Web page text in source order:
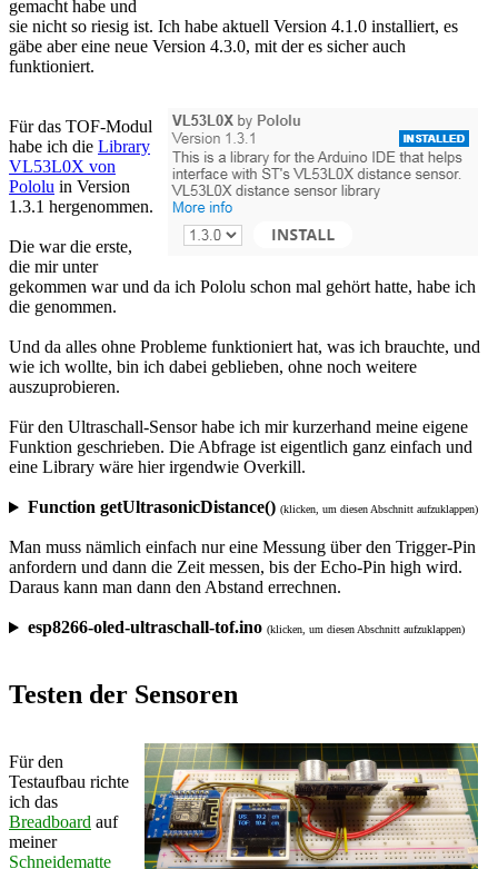
gemacht habe und
sie nicht so riesig ist. Ich habe aktuell Version 4.1.0 installiert, es
gäbe aber eine neue Version 4.3.0, mit der es sicher auch
funktioniert.
Für das TOF-Modul
habe ich die Library
VL53L0X von
Pololu in Version
1.3.1 hergenommen.
Die war die erste,
die mir unter
gekommen war und da ich Pololu schon mal gehört hatte, habe ich
die genommen.
Und da alles ohne Probleme funktioniert hat, was ich brauchte, und
wie ich wollte, bin ich dabei geblieben, ohne noch weitere
auszuprobieren.
Für den Ultraschall-Sensor habe ich mir kurzerhand meine eigene
Funktion geschrieben. Die Abfrage ist eigentlich ganz einfach und
eine Library wäre hier irgendwie Overkill.
Function getUltrasonicDistance() (klicken, um diesen Abschnitt aufzuklappen)
Man muss nämlich einfach nur eine Messung über den Trigger-Pin
anfordern und dann die Zeit messen, bis der Echo-Pin high wird.
Daraus kann man dann den Abstand errechnen.
esp8266-oled-ultraschall-tof.ino (klicken, um diesen Abschnitt aufzuklappen)
Testen der Sensoren
Für den
Testaufbau richte
ich das
Breadboard auf
meiner
Schneidematte